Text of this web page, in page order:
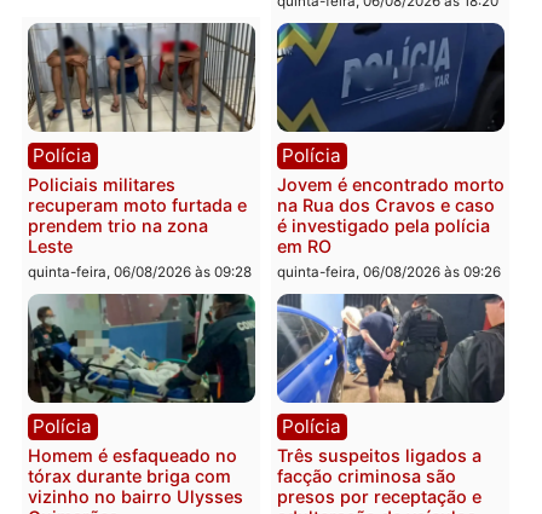
Polícia
Homem é encontrado
morto em residência no
bairro Colina Park em RO
sexta-feira, 07/08/2026 às 09:30
Polícia
Polícia Militar apreende
explosivos e
durante patrulhamento
fluvial no Rio Madeira em
Porto Velho
sexta-feira, 07/08/2026 às
Polícia
Tragédia na BR-364:
colisão entre caminhão e
carro deixa quatro mortos
em Porto Velho
quinta-feira, 06/08/2026 às 20:51
Política
Ministro Dias Tofolli , do
TSE, determina
e processamento da
que pode levar à perda
mandato da prefeita de
Pimenta Bueno